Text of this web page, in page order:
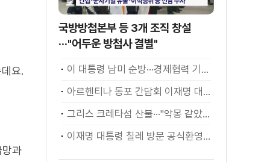
요.
과
국방방첩본부 등 3개 조직 창설
···"어두운 방첩사 결별"
이 대통령 남미 순방···경제협력 기대 성과는?
아르헨티나 동포 간담회 이재명 대통령 모두발언
그리스 크레타섬 산불···"악몽 같았다" [월드 투데이]
이재명 대통령 칠레 방문 공식환영식